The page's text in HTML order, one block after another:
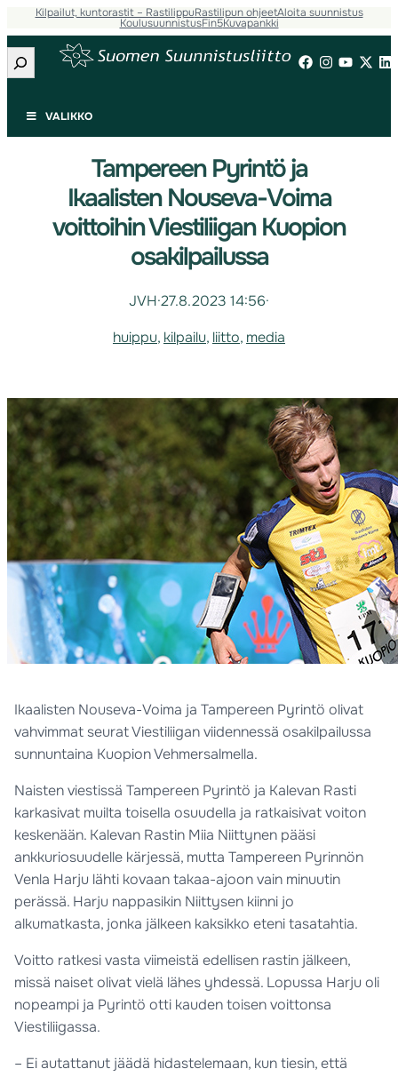
Kilpailut, kuntorastit – RastilippuRastilipun ohjeetAloita suunnistus
KoulusuunnistusFin5Kuvapankki
Etsi
VALIKKO
Tampereen Pyrintö ja
Ikaalisten Nouseva-Voima
voittoihin Viestiliigan Kuopion
osakilpailussa
JVH·27.8.2023 14:56·
huippu, kilpailu, liitto, media
Ikaalisten Nouseva-Voima ja Tampereen Pyrintö olivat
vahvimmat seurat Viestiliigan viidennessä osakilpailussa
sunnuntaina Kuopion Vehmersalmella.
Naisten viestissä Tampereen Pyrintö ja Kalevan Rasti
karkasivat muilta toisella osuudella ja ratkaisivat voiton
keskenään. Kalevan Rastin Miia Niittynen pääsi
ankkuriosuudelle kärjessä, mutta Tampereen Pyrinnön
Venla Harju lähti kovaan takaa-ajoon vain minuutin
perässä. Harju nappasikin Niittysen kiinni jo
alkumatkasta, jonka jälkeen kaksikko eteni tasatahtia.
Voitto ratkesi vasta viimeistä edellisen rastin jälkeen,
missä naiset olivat vielä lähes yhdessä. Lopussa Harju oli
nopeampi ja Pyrintö otti kauden toisen voittonsa
Viestiliigassa.
– Ei autattanut jäädä hidastelemaan, kun tiesin, että